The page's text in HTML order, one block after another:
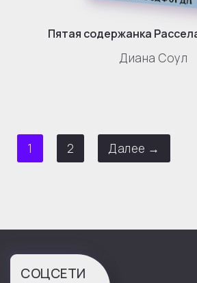
Пятая содержанка
Диана Соул
1 2 Далее →
СОЦСЕТИ